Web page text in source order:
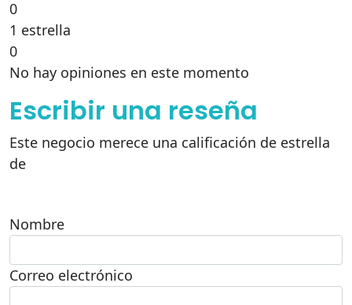
0
1 estrella
0
No hay opiniones en este momento
Escribir una reseña
Este negocio merece una calificación de estrella
de
Nombre
Correo electrónico